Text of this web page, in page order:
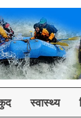
स्वास्थ्य